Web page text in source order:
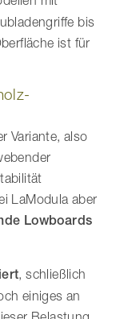
bis
ist für
Variante, also
LaModula aber
Lowboards
, schließlich
einiges an